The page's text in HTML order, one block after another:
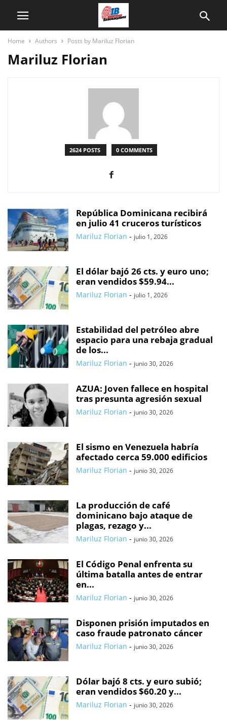
Home Authors Posts by Mariluz Florian
Mariluz Florian
2624 POSTS 0 COMMENTS
República Dominicana recibirá
en julio 41 cruceros turísticos
Mariluz Florian - julio 1, 2026
El dólar bajó 26 cts. y euro uno;
eran vendidos $59.94...
Mariluz Florian - julio 1, 2026
Estabilidad del petróleo abre
espacio para una rebaja gradual
de los...
Mariluz Florian - junio 30, 2026
AZUA: Joven fallece en hospital
tras presunta agresión sexual
Mariluz Florian - junio 30, 2026
El sismo en Venezuela habría
afectado cerca 59.000 edificios
Mariluz Florian - junio 30, 2026
La producción de café
dominicano bajo ataque de
plagas, rezago y...
Mariluz Florian - junio 30, 2026
El Código Penal enfrenta su
última batalla antes de entrar
en...
Mariluz Florian - junio 30, 2026
Disponen prisión imputados en
caso fraude patronato cáncer
Mariluz Florian - junio 30, 2026
Dólar bajó 8 cts. y euro subió;
eran vendidos $60.20 y...
Mariluz Florian - junio 30, 2026